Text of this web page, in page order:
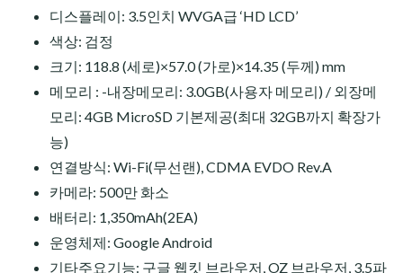
디스플레이: 3.5인치 WVGA급 ‘HD LCD’
색상: 검정
크기: 118.8 (세로)×57.0 (가로)×14.35 (두께) mm
메모리 : -내장메모리: 3.0GB(사용자 메모리) / 외장메
모리: 4GB MicroSD 기본제공(최대 32GB까지 확장가
능)
연결방식: Wi-Fi(무선랜), CDMA EVDO Rev.A
카메라: 500만 화소
배터리: 1,350mAh(2EA)
운영체제: Google Android
기타주요기능: 구글 웹킷 브라우저, OZ 브라우저, 3.5파